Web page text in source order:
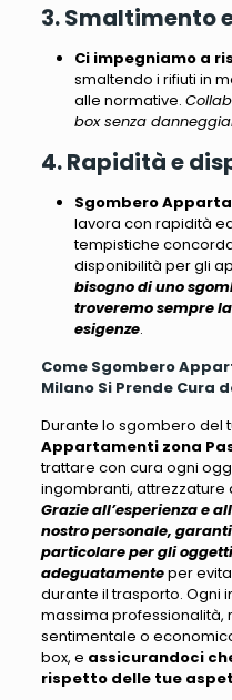
3. Smaltimento
Ci impegniamo a
smaltendo i rifiuti in
alle normative.
box senza
4. Rapidità e
Sgombero
lavora con rapidità
tempistiche
disponibilità per gli
bisogno di uno
troveremo sempre
esigenze.
Come Sgombero
Milano Si Prende Cura
Durante lo sgombero del
Appartamenti zona
trattare con cura ogni
ingombranti, attrezzature
Grazie all’esperienza e
nostro personale,
particolare per gli
adeguatamenteper
durante il trasporto. Ogni
massima professionalità,
sentimentale o
box, e assicurandoci
rispetto delle tue